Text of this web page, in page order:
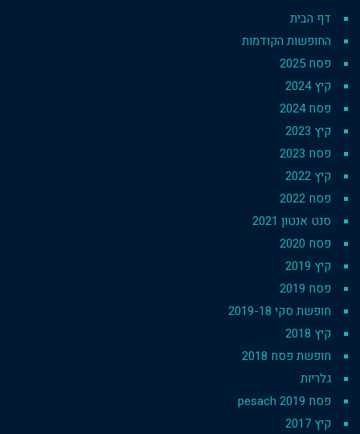
דף הבית
החופשות הקודמות
פסח 2025
קיץ 2024
פסח 2024
קיץ 2023
פסח 2023
קיץ 2022
פסח 2022
סנט אנטון 2021
פסח 2020
קיץ 2019
פסח 2019
חופשת סקי 2019-18
קיץ 2018
חופשת פסח 2018
גלריות
פסח 2019 pesach
קיץ 2017